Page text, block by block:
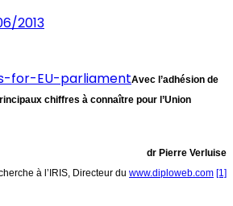
2013
Avec l’adhésion de
chiffres à connaître pour l’Union
dr Pierre Verluise
à l’IRIS, Directeur du www.diploweb.com [1]